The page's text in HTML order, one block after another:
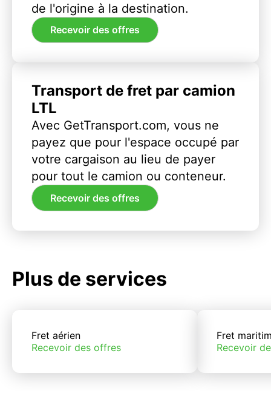
de l'origine à la destination.
Recevoir des offres
Transport de fret par camion
LTL
Avec GetTransport.com, vous ne
payez que pour l'espace occupé par
votre cargaison au lieu de payer
pour tout le camion ou conteneur.
Recevoir des offres
Plus de services
Fret aérien
Recevoir des offres
Fret
Recevoir